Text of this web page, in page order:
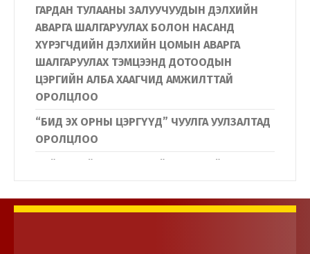
ГАРДАН ТУЛААНЫ ЗАЛУУЧУУДЫН ДЭЛХИЙН
АВАРГА ШАЛГАРУУЛАХ БОЛОН НАСАНД
ХҮРЭГЧДИЙН ДЭЛХИЙН ЦОМЫН АВАРГА
ШАЛГАРУУЛАХ ТЭМЦЭЭНД ДОТООДЫН
ЦЭРГИЙН АЛБА ХААГЧИД АМЖИЛТТАЙ
ОРОЛЦЛОО
“БИД ЭХ ОРНЫ ЦЭРГҮҮД” ЧУУЛГА УУЛЗАЛТАД
ОРОЛЦЛОО
Нийслэлийн Дүүргүүдийн Иргэдийн
Дотоодын цэргийн байгууллагын үйл
ажиллагаатай танилцлаа.